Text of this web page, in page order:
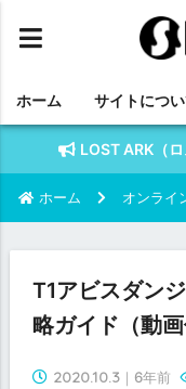
ホーム サイトにつ
LOST ARK（
ホーム オンライ
T1アビスダン
略ガイド（動画
2020.10.3｜6年前